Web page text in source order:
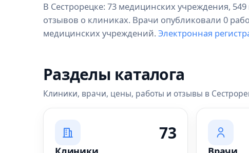
В Сестрорецке: 73 медицинских учреждения,
отзывов о клиниках. Врачи опубликовали 0
медицинских учреждений. Электронная
Разделы каталога
Клиники, врачи, цены, работы и отзывы в
73